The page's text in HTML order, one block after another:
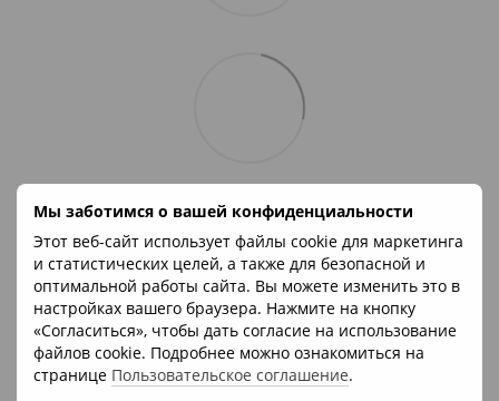
Мы заботимся о вашей конфиденциальности
Этот веб-сайт использует файлы cookie для маркетинга
и статистических целей, а также для безопасной и
оптимальной работы сайта. Вы можете изменить это в
настройках вашего браузера. Нажмите на кнопку
«Согласиться», чтобы дать согласие на использование
файлов cookie. Подробнее можно ознакомиться на
странице Пользовательское соглашение.
Отзывы 3
Саня
04.06.2018 в 17:21
Мажу им все и в любых условиях, помогает оставаться
свежим.
Ответить
Алена